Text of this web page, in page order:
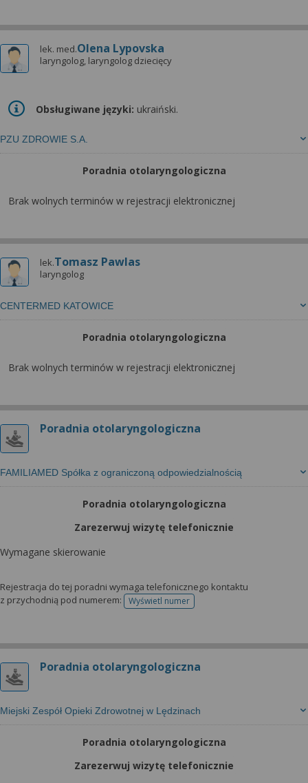
lek. med.Olena Lypovska
laryngolog, laryngolog dziecięcy
PZU ZDROWIE S.A.
Obsługiwane języki: ukraiński.
Poradnia otolaryngologiczna
Brak wolnych terminów w rejestracji elektronicznej
lek.Tomasz Pawlas
laryngolog
CENTERMED KATOWICE
Poradnia otolaryngologiczna
Brak wolnych terminów w rejestracji elektronicznej
Poradnia otolaryngologiczna
FAMILIAMED Spółka z ograniczoną odpowiedzialnością
Poradnia otolaryngologiczna
Zarezerwuj wizytę telefonicznie
Wymagane skierowanie
Rejestracja do tej poradni wymaga telefonicznego kontaktu
z przychodnią pod numerem:
Wyświetl numertelefonu do rejestracji
Poradnia otolaryngologiczna
Miejski Zespół Opieki Zdrowotnej w Lędzinach
Poradnia otolaryngologiczna
Zarezerwuj wizytę telefonicznie